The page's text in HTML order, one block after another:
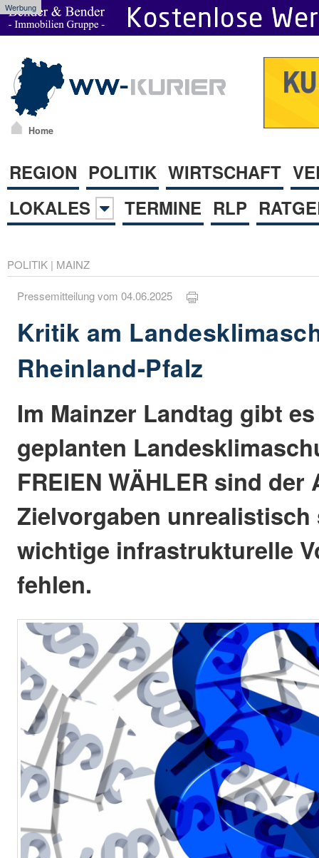
Werbung
Home
REGION POLITIK WIRTSCHAFT
LOKALES
TERMINE RLP
POLITIK | MAINZ
Pressemitteilung vom 04.06.2025
Kritik am
Rheinland-Pfalz
Im Mainzer Landtag gibt
geplanten
FREIEN WÄHLER sind
Zielvorgaben unrealistisch
wichtige infrastrukturelle
fehlen.